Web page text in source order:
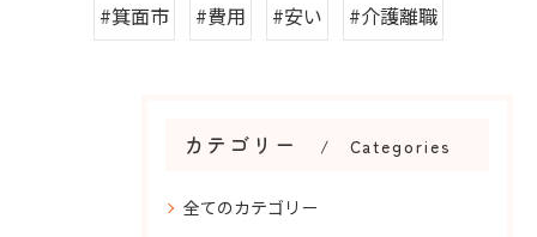
#箕面市
#費用 #安い #介護離職
カテゴリー Categories
全てのカテゴリー